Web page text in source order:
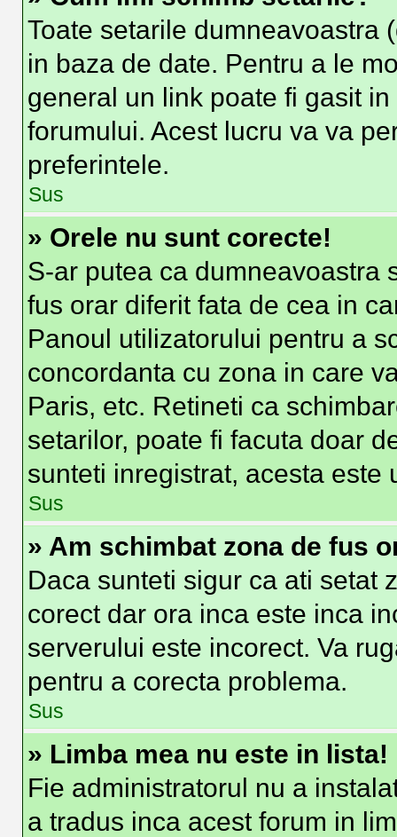
Toate setarile dumneavoastra
in baza de date. Pentru a le
general un link poate fi gasit
forumului. Acest lucru va va
preferintele.
Sus
» Orele nu sunt corecte!
S-ar putea ca dumneavoastra
fus orar diferit fata de cea in
Panoul utilizatorului pentru a
concordanta cu zona in care
Paris, etc. Retineti ca
setarilor, poate fi facuta doar
sunteti inregistrat, acesta este
Sus
» Am schimbat zona de fus
Daca sunteti sigur ca ati setat
corect dar ora inca este inca
serverului este incorect. Va
pentru a corecta problema.
Sus
» Limba mea nu este in lista!
Fie administratorul nu a
a tradus inca acest forum in